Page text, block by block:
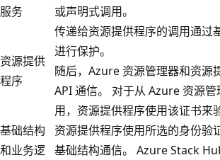
服务
或声明式调用。
资源提供
程序
传递给资源提供程序的调用通过
进行保护。
随后，Azure 资源管理器和资源
API 通信。 对于从 Azure 资源
用，资源提供程序使用该证书来
基础结构
和业务逻
资源提供程序使用所选的身份验
基础结构通信。 Azure Stack